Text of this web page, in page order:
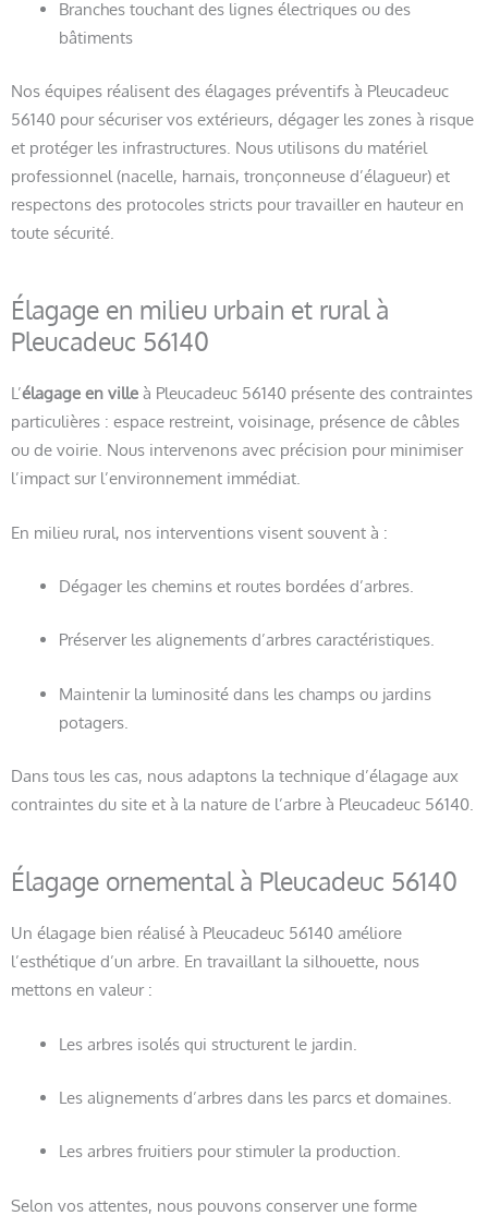
Branches touchant des lignes électriques ou des
bâtiments
Nos équipes réalisent des élagages préventifs à Pleucadeuc
56140 pour sécuriser vos extérieurs, dégager les zones à risque
et protéger les infrastructures. Nous utilisons du matériel
professionnel (nacelle, harnais, tronçonneuse d’élagueur) et
respectons des protocoles stricts pour travailler en hauteur en
toute sécurité.
Élagage en milieu urbain et rural à
Pleucadeuc 56140
L’élagage en ville à Pleucadeuc 56140 présente des contraintes
particulières : espace restreint, voisinage, présence de câbles
ou de voirie. Nous intervenons avec précision pour minimiser
l’impact sur l’environnement immédiat.
En milieu rural, nos interventions visent souvent à :
Dégager les chemins et routes bordées d’arbres.
Préserver les alignements d’arbres caractéristiques.
Maintenir la luminosité dans les champs ou jardins
potagers.
Dans tous les cas, nous adaptons la technique d’élagage aux
contraintes du site et à la nature de l’arbre à Pleucadeuc 56140.
Élagage ornemental à Pleucadeuc 56140
Un élagage bien réalisé à Pleucadeuc 56140 améliore
l’esthétique d’un arbre. En travaillant la silhouette, nous
mettons en valeur :
Les arbres isolés qui structurent le jardin.
Les alignements d’arbres dans les parcs et domaines.
Les arbres fruitiers pour stimuler la production.
Selon vos attentes, nous pouvons conserver une forme